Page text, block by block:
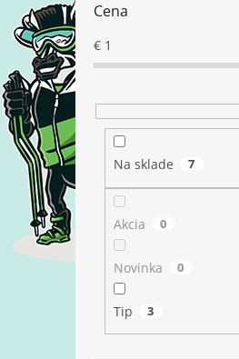
Cena
€ 1
Na sklade 7
Akcia 0
Novinka 0
Tip 3